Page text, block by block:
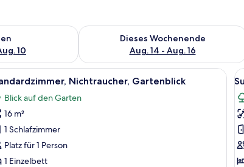
10
für morgen, Aug. 9 - Aug. 10.
Dieses Wochenende
Aug. 14 - Aug. 16
Überprüfe die Verfügbarkeit für
Schreibtisch, laptopgeeigneter Arbeitsplatz
Standardzimmer, Nichtraucher,
3 Nichtraucher, Gartenblick
Blick auf den Garten
16 m²
1 Schlafzimmer
Platz für 1 Person
1 Einzelbett